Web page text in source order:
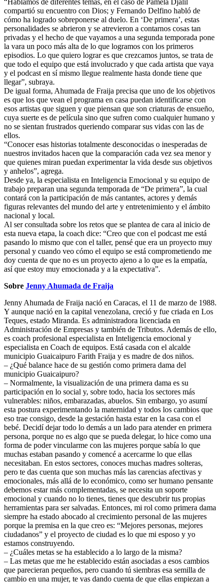
compartió su encuentro con Dios; y Fernando Delfino habló de
cómo ha logrado sobreponerse al duelo. En ‘De primera’, estas
personalidades se abrieron y se atrevieron a contarnos cosas tan
privadas y el hecho de que vayamos a una segunda temporada pone
la vara un poco más alta de lo que logramos con los primeros
episodios. Lo que quiero lograr es que crezcamos juntos, se trata de
que todo el equipo que está involucrado y que cada artista que vaya
y el podcast en sí mismo llegue realmente hasta donde tiene que
llegar”, subraya.
De igual forma, Ahumada de Fraija precisa que uno de los objetivos
es que los que vean el programa en casa puedan identificarse con
esos artistas que siguen y que piensan que son criaturas de ensueño,
cuya suerte es de película sino que sufren como cualquier humano y
no se sientan frustrados queriendo comparar sus vidas con las de
ellos.
“Conocer esas historias totalmente desconocidas o inesperadas de
nuestros invitados hacen que la comparación cada vez sea menor y
que quienes miran puedan experimentar la vida desde sus objetivos
y anhelos”, agrega.
Desde ya, la especialista en Inteligencia Emocional y su equipo de
trabajo preparan una segunda temporada de “De primera”, la cual
contará con la participación de más cantantes, actores y demás
figuras relevantes del mundo del arte y entretenimiento y el ámbito
nacional y local.
Al ser consultada sobre los retos que se plantea de cara al inicio de
esta nueva etapa, la coach dice: “Creo que con el podcast me está
pasando lo mismo que con el taller, pensé que era un proyecto muy
personal y cuando veo cómo el equipo se está comprometiendo me
doy cuenta de que no es un proyecto ajeno a lo que es la empatía,
así que estoy muy emocionada y a la expectativa”.
Sobre Jenny Ahumada de Fraija
Jenny Ahumada de Fraija nació en Caracas, el 11 de marzo de 1988.
Y aunque nació en la capital venezolana, creció y fue criada en Los
Teques, estado Miranda. Es administradora licenciada en
Administración de Empresas y también de Tributos. Además de ello,
es coach profesional especialista en Inteligencia emocional y
especialista en Coach de equipos. Está casada con el alcalde
municipio Guaicaipuro Farith Fraija y es madre de dos niños.
– ¿Qué balance hace de su gestión como primera dama del
municipio Guaicaipuro?
– Normalmente, la visualización de una primera dama es su
participación en lo social y, sobre todo, hacia los sectores más
vulnerables: niños, embarazadas, abuelos. Sin embargo, yo asumí
esta postura experimentando la maternidad y todos los cambios que
eso trae consigo, desde la gestación hasta estar en la casa con el
bebé. Decidí dejar todo lo demás a un lado para atender en primera
persona, porque no es algo que se pueda delegar, lo hice como una
forma de poder vincularme con las mujeres porque sabía lo que
muchas estaban pasando y comencé a acercarme lo que ellas
necesitaban. En estos sectores, conoces muchas madres solteras,
pero te das cuenta que son muchas más las carencias afectivas y
emocionales, más allá de lo económico, como ser humano pensante
debemos estar más complementadas, se necesita un soporte
emocional y cuando no lo tienes, tienes que descubrir tus propias
herramientas para ser salvadas. Entonces, mi rol como primera dama
siempre ha estado abocado al crecimiento personal de las mujeres
porque la premisa en la que creo es: “Mejores personas, mejores
ciudadanos” y el proyecto de ciudad es lo que mi esposo y yo
estamos construyendo.
– ¿Cuáles metas se ha establecido a lo largo de la misma?
– Las metas que me he establecido están asociadas a esos cambios
que parecieran pequeños, pero cuando tú siembras esa semilla de
cambio en una mujer, te vas dando cuenta de que ellas empiezan a